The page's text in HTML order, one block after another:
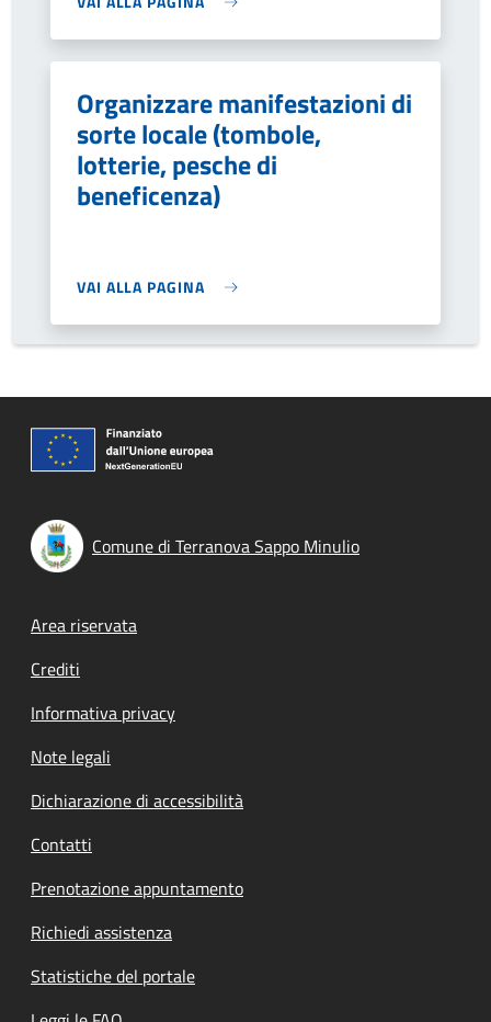
Organizzare manifestazioni di
sorte locale (tombole,
lotterie, pesche di
beneficenza)
VAI ALLA PAGINA
Comune di Terranova Sappo Minulio
Footer menu
Area riservata
Crediti
Informativa privacy
Note legali
Dichiarazione di accessibilità
Contatti
Prenotazione appuntamento
Richiedi assistenza
Statistiche del portale